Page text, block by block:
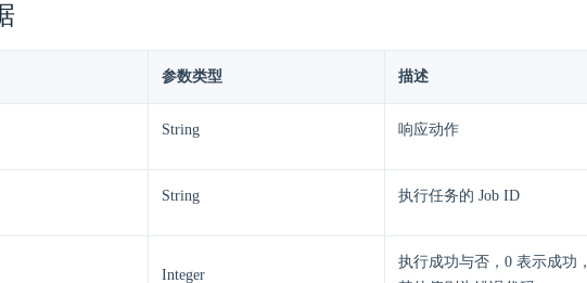
参数类型 描述
String 响应动作
String 执行任务的 Job ID
Integer
执行成功与否，0 表示成功，